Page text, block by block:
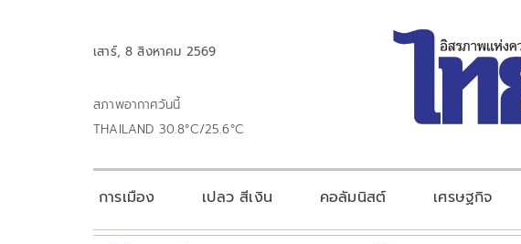
เสาร์, 8 สิงหาคม 2569
สภาพอากาศวันนี้
THAILAND 30.8°C/25.6°C
การเมือง เปลว สีเงิน คอลัมนิสต์ เศรษฐกิจ